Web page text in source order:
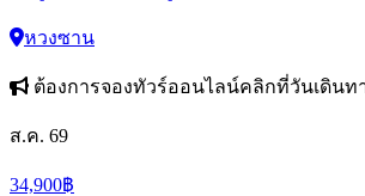
หวงซาน
ต้องการจองทัวร์ออนไลน์คลิกที่วันเดินท
ส.ค. 69
34,900฿